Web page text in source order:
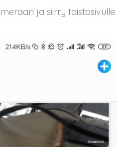
ja siirry toistosivulle